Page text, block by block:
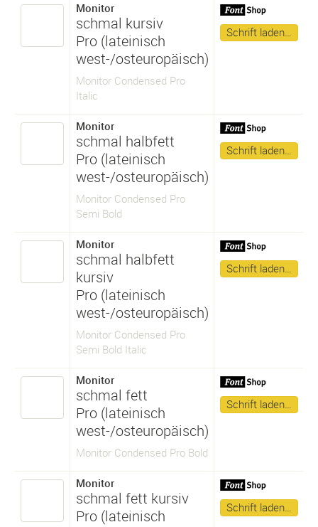
Monitor
schmal kursiv
Pro (lateinisch
west-/osteuropäisch)
Monitor Condensed Pro
Italic
Schrift laden…
Monitor
schmal halbfett
Pro (lateinisch
west-/osteuropäisch)
Monitor Condensed Pro
Semi Bold
Schrift laden…
Monitor
schmal halbfett
kursiv
Pro (lateinisch
west-/osteuropäisch)
Monitor Condensed Pro
Semi Bold Italic
Schrift laden…
Monitor
schmal fett
Pro (lateinisch
west-/osteuropäisch)
Monitor Condensed Pro Bold
Schrift laden…
Monitor
schmal fett kursiv
Pro (lateinisch
Schrift laden…